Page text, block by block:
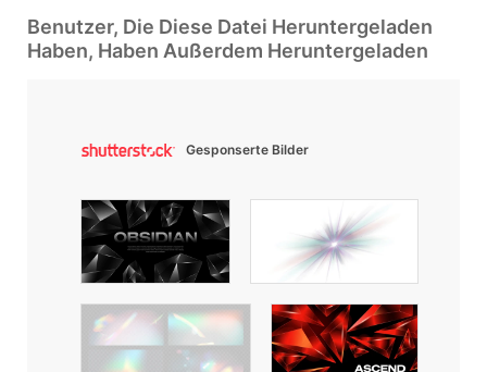
Benutzer, Die Diese Datei Heruntergeladen
Haben, Haben Außerdem Heruntergeladen
Gesponserte Bilder